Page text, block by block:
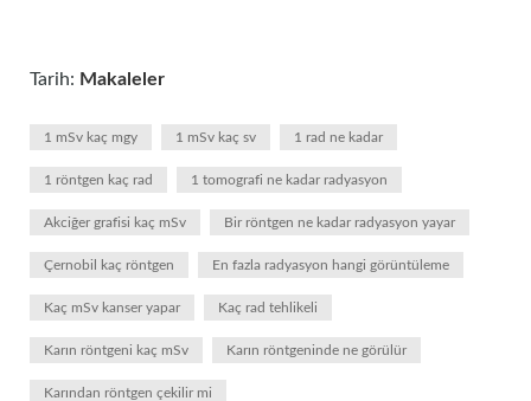
Tarih: Makaleler
1 mSv kaç mgy 1 mSv kaç sv 1 rad ne kadar
1 röntgen kaç rad 1 tomografi ne kadar radyasyon
Akciğer grafisi kaç mSv Bir röntgen ne kadar radyasyon yayar
Çernobil kaç röntgen En fazla radyasyon hangi görüntüleme
Kaç mSv kanser yapar Kaç rad tehlikeli
Karın röntgeni kaç mSv Karın röntgeninde ne görülür
Karından röntgen çekilir mi